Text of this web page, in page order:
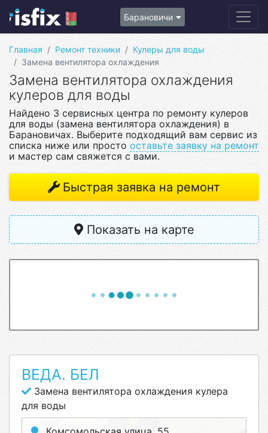
Барановичи
Главная Ремонт техники
Кулеры для воды
Замена вентилятора охлаждения
Замена вентилятора охлаждения
кулеров для воды
Найдено 3 сервисных центра по ремонту кулеров
для воды (замена вентилятора охлаждения) в
Барановичах. Выберите подходящий вам сервис из
списка ниже или просто оставьте заявку на ремонт
и мастер сам свяжется с вами.
Быстрая заявка на ремонт
Показать на карте
ВЕДА. БЕЛ
Замена вентилятора охлаждения кулера
для воды